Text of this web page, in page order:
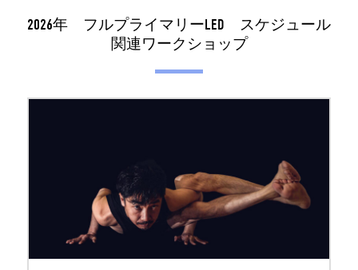
2026年 フルプライマリーLED スケジュール
関連ワークショップ